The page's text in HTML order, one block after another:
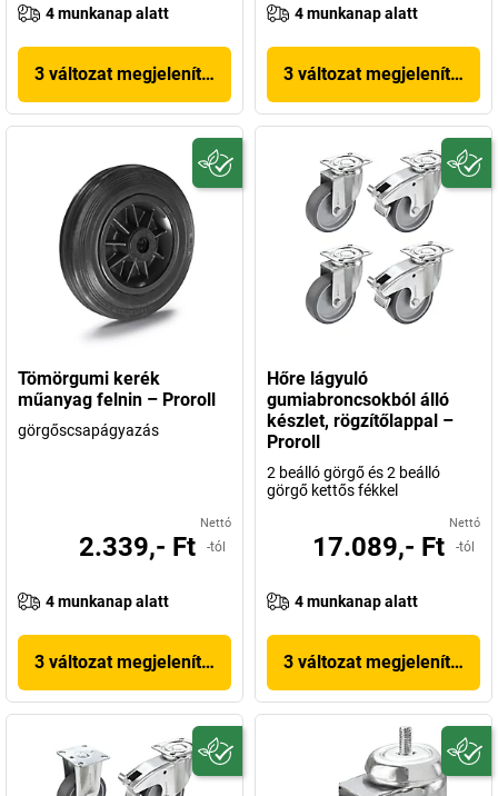
4 munkanap alatt
3 változat megjelenítése
4 munkanap alatt
3 változat megjelenítése
Tömörgumi kerék
műanyag felnin – Proroll
görgőscsapágyazás
Nettó
2.339,- Ft -tól
4 munkanap alatt
3 változat megjelenítése
Hőre lágyuló
gumiabroncsokból álló
készlet, rögzítőlappal –
Proroll
2 beálló görgő és 2 beálló
görgő kettős fékkel
Nettó
17.089,- Ft -tól
4 munkanap alatt
3 változat megjelenítése